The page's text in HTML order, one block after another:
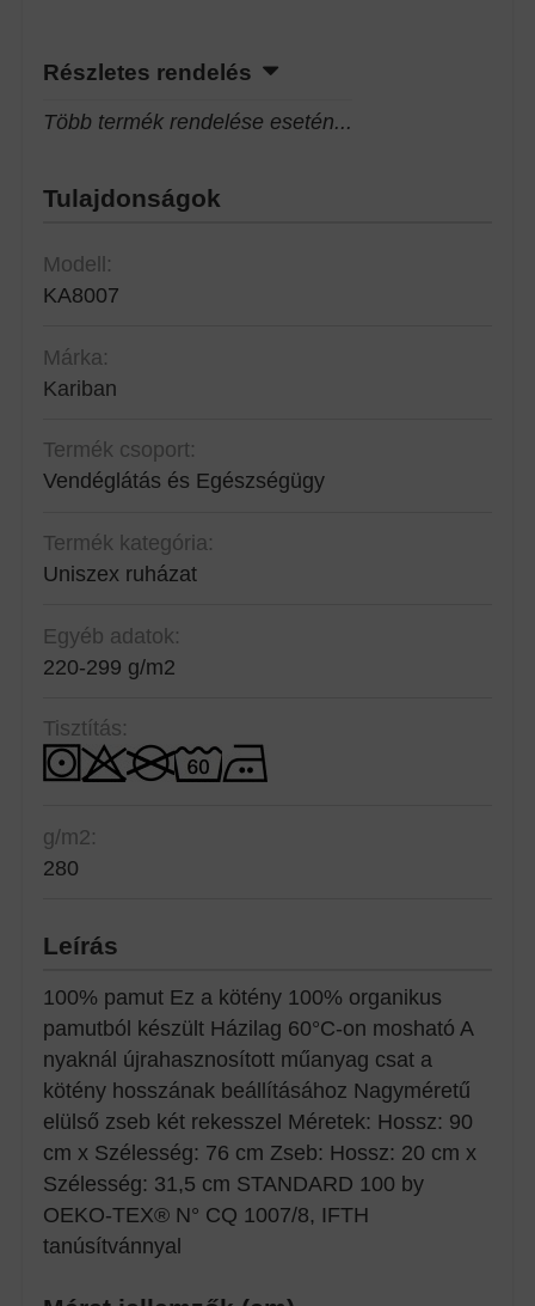
Részletes rendelés
Több termék rendelése esetén...
Tulajdonságok
Modell:
KA8007
Márka:
Kariban
Termék csoport:
Vendéglátás és Egészségügy
Termék kategória:
Uniszex ruházat
Egyéb adatok:
220-299 g/m2
Tisztítás:
g/m2:
280
Leírás
100% pamut Ez a kötény 100% organikus
pamutból készült Házilag 60°C-on mosható A
nyaknál újrahasznosított műanyag csat a
kötény hosszának beállításához Nagyméretű
elülső zseb két rekesszel Méretek: Hossz: 90
cm x Szélesség: 76 cm Zseb: Hossz: 20 cm x
Szélesség: 31,5 cm STANDARD 100 by
OEKO-TEX® N° CQ 1007/8, IFTH
tanúsítvánnyal